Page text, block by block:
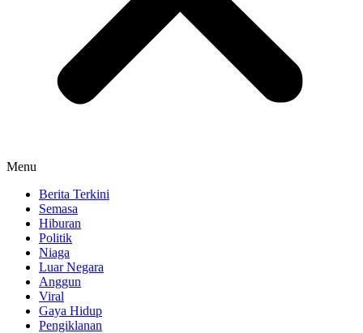
Menu
Berita Terkini
Semasa
Hiburan
Politik
Niaga
Luar Negara
Anggun
Viral
Gaya Hidup
Pengiklanan